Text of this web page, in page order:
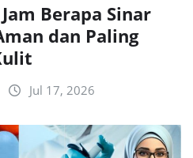
Berapa Sinar
dan Paling
Jul 17, 2026